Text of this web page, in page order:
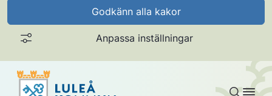
Godkänn alla kakor
Anpassa inställningar
Gå till innehållet